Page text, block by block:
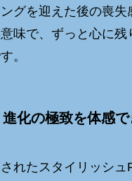
グを迎えた後の喪失
味で、ずっと心に残
。
化の極致を体感
れたスタイリッシュ